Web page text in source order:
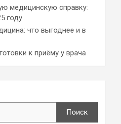
медицинскую справку:
году
что выгоднее и в
к приёму у врача
Поиск